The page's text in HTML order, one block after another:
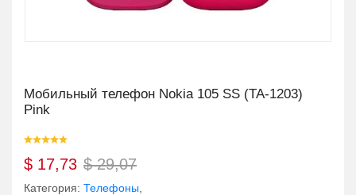
Мобильный телефон Nokia 105 SS (TA-1203)
Pink
$ 17,73 $ 29,07
Категория: Телефоны